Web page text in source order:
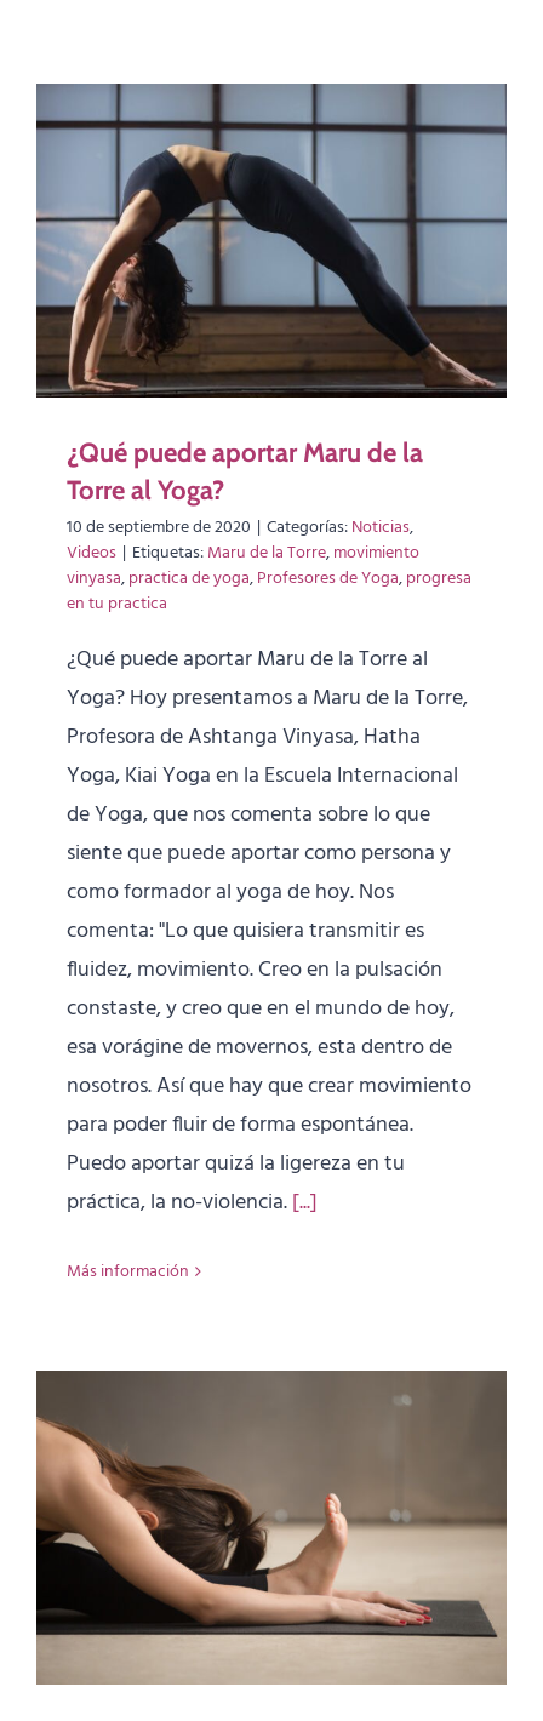
¿Qué puede aportar Maru de la
Torre al Yoga?
10 de septiembre de 2020 | Categorías:Noticias,
Videos | Etiquetas:Maru de la Torre,movimiento
vinyasa,practica de yoga,Profesores de Yoga,progresa
en tu practica
¿Qué puede aportar Maru de la Torre al
Yoga? Hoy presentamos a Maru de la Torre,
Profesora de Ashtanga Vinyasa, Hatha
Yoga, Kiai Yoga en la Escuela Internacional
de Yoga, que nos comenta sobre lo que
siente que puede aportar como persona y
como formador al yoga de hoy. Nos
comenta: "Lo que quisiera transmitir es
fluidez, movimiento. Creo en la pulsación
constaste, y creo que en el mundo de hoy,
esa vorágine de movernos, esta dentro de
nosotros. Así que hay que crear movimiento
para poder fluir de forma espontánea.
Puedo aportar quizá la ligereza en tu
práctica, la no-violencia.[...]
Más información